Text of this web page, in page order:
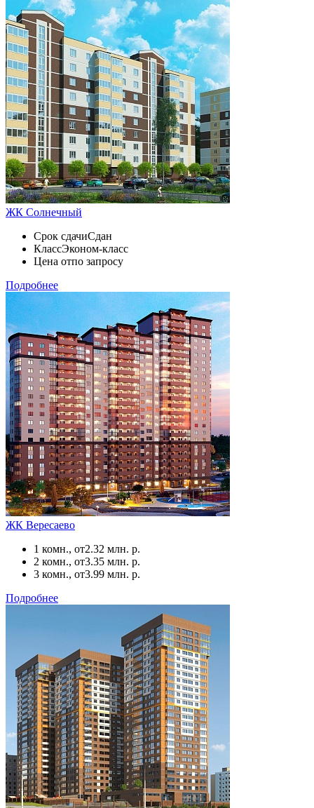
ЖК Солнечный
Срок сдачиСдан
КлассЭконом-класс
Цена отпо запросу
Подробнее
ЖК Вересаево
1 комн., от2.32 млн. р.
2 комн., от3.35 млн. р.
3 комн., от3.99 млн. р.
Подробнее